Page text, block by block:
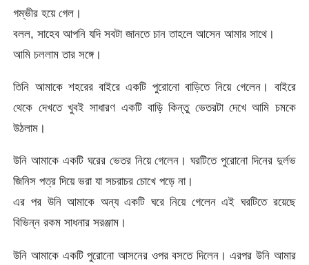
গম্ভীর হয়ে গেল।
বলল, সাহেব আপনি যদি সবটা জানতে চান তাহলে আসেন আমার সাথে।
আমি চললাম তার সঙ্গে।
তিনি আমাকে শহরের বাইরে একটি পুরোনো বাড়িতে নিয়ে গেলেন। বাইরে
থেকে দেখতে খুবই সাধারণ একটি বাড়ি কিন্তু ভেতরটা দেখে আমি চমকে
উঠলাম।
উনি আমাকে একটি ঘরের ভেতর নিয়ে গেলেন। ঘরটিতে পুরোনো দিনের দুর্লভ
জিনিস পত্র দিয়ে ভরা যা সচরাচর চোখে পড়ে না।
এর পর উনি আমাকে অন্য একটি ঘরে নিয়ে গেলেন এই ঘরটিতে রয়েছে
বিভিন্ন রকম সাধনার সরঞ্জাম।
উনি আমাকে একটি পুরোনো আসনের ওপর বসতে দিলেন। এরপর উনি আমার